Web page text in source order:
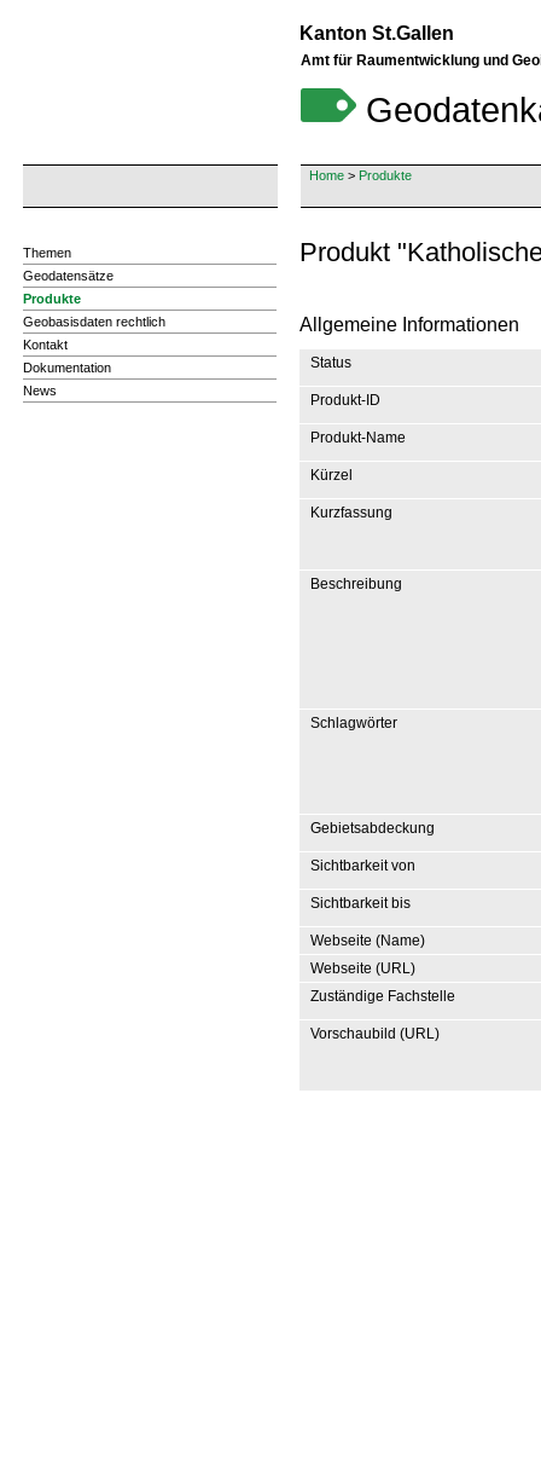
Kanton St.Gallen
Amt für Raumentwicklung und
Home > Produkte
Themen
Geodatensätze
Produkte
Geobasisdaten rechtlich
Kontakt
Dokumentation
News
Produkt
Allgemeine Informationen
Status
Produkt-ID
Produkt-Name
Kürzel
Kurzfassung
Beschreibung
Schlagwörter
Gebietsabdeckung
Sichtbarkeit von
Sichtbarkeit bis
Webseite (Name)
Webseite (URL)
Zuständige Fachstelle
Vorschaubild (URL)